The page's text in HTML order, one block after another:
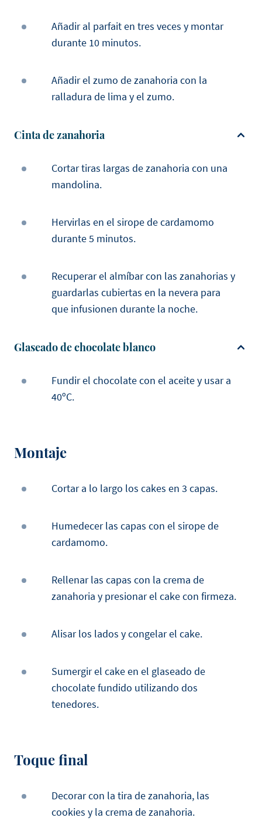
Añadir al parfait en tres veces y montar
durante 10 minutos.
Añadir el zumo de zanahoria con la
ralladura de lima y el zumo.
Cinta de zanahoria
Cortar tiras largas de zanahoria con una
mandolina.
Hervirlas en el sirope de cardamomo
durante 5 minutos.
Recuperar el almíbar con las zanahorias y
guardarlas cubiertas en la nevera para
que infusionen durante la noche.
Glaseado de chocolate blanco
Fundir el chocolate con el aceite y usar a
40ºC.
Montaje
Cortar a lo largo los cakes en 3 capas.
Humedecer las capas con el sirope de
cardamomo.
Rellenar las capas con la crema de
zanahoria y presionar el cake con firmeza.
Alisar los lados y congelar el cake.
Sumergir el cake en el glaseado de
chocolate fundido utilizando dos
tenedores.
Toque final
Decorar con la tira de zanahoria, las
cookies y la crema de zanahoria.